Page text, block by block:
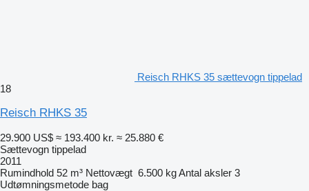
Reisch RHKS 35 sættevogn tippelad
18
Reisch RHKS 35
29.900 US$ ≈ 193.400 kr. ≈ 25.880 €
Sættevogn tippelad
2011
Rumindhold 52 m³ Nettovægt 6.500 kgAntal aksler 3
Udtømningsmetode bag